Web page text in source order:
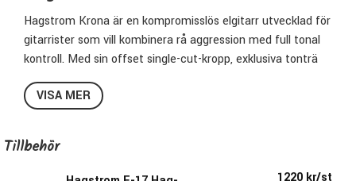
Hagstrom Krona är en kompromisslös elgitarr utvecklad för
gitarrister som vill kombinera rå aggression med full tonal
kontroll. Med sin offset single-cut-kropp, exklusiva tonträ
utstrålar Krona både attityd och hantverk i riktig hög klass.
Mahognykropp i kombination med en kanadensisk lönntopp,
skapar en varm, kraftfull och sustainrik grund, medan
halsen i kanadensisk lönn bidrar med stabilitet, respons och
spelkänsla.
VISA MER
Tillbehör
1220 kr/st